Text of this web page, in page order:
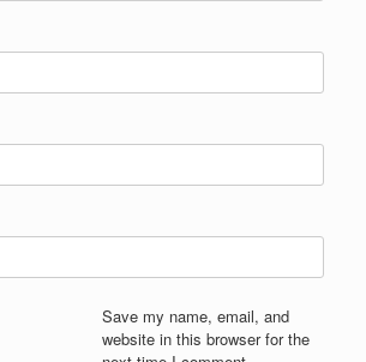
Save my name, email, and
website in this browser for the